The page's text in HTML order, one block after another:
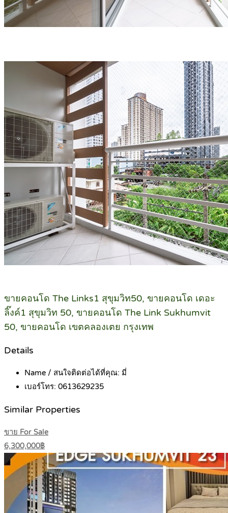
ขายคอนโด The Links1 สุขุมวิท50, ขายคอนโด เดอะ
ลิ๊งค์1 สุขุมวิท 50, ขายคอนโด The Link Sukhumvit
50, ขายคอนโด เขตคลองเตย กรุงเทพ
Details
Name / สนใจติดต่อได้ที่คุณ: มี่
เบอร์โทร: 0613629235
Similar Properties
ขาย For Sale
6,300,000฿